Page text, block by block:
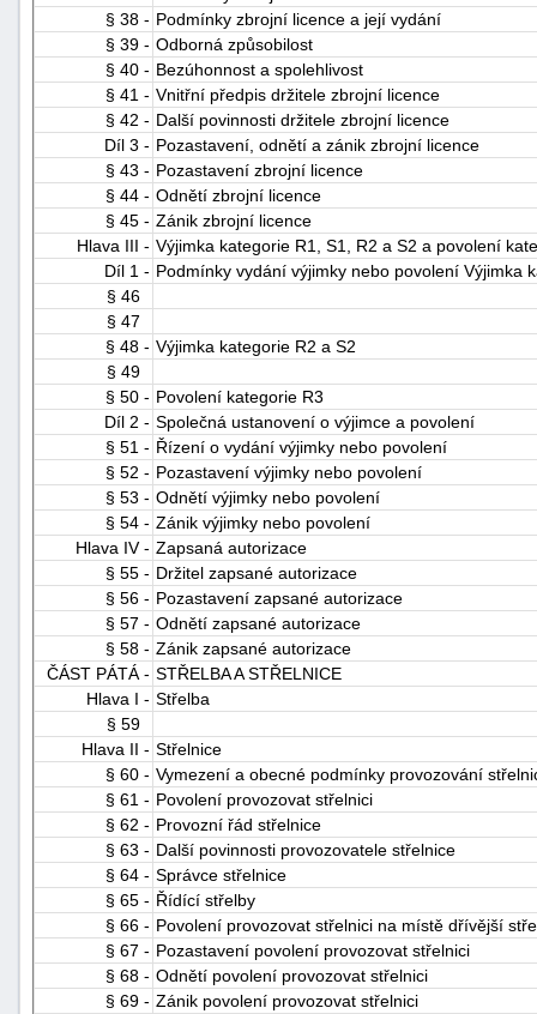
§ 38 - Podmínky zbrojní licence a její vydání
§ 39 - Odborná způsobilost
§ 40 - Bezúhonnost a spolehlivost
§ 41 - Vnitřní předpis držitele zbrojní licence
§ 42 - Další povinnosti držitele zbrojní licence
Díl 3 - Pozastavení, odnětí a zánik zbrojní licence
§ 43 - Pozastavení zbrojní licence
§ 44 - Odnětí zbrojní licence
§ 45 - Zánik zbrojní licence
Hlava III - Výjimka kategorie R1, S1, R2 a S2 a povolení
Díl 1 - Podmínky vydání výjimky nebo povolení Výjimka
§ 46
§ 47
§ 48 - Výjimka kategorie R2 a S2
§ 49
§ 50 - Povolení kategorie R3
Díl 2 - Společná ustanovení o výjimce a povolení
§ 51 - Řízení o vydání výjimky nebo povolení
§ 52 - Pozastavení výjimky nebo povolení
§ 53 - Odnětí výjimky nebo povolení
§ 54 - Zánik výjimky nebo povolení
Hlava IV - Zapsaná autorizace
§ 55 - Držitel zapsané autorizace
§ 56 - Pozastavení zapsané autorizace
§ 57 - Odnětí zapsané autorizace
§ 58 - Zánik zapsané autorizace
ČÁST PÁTÁ - STŘELBA A STŘELNICE
Hlava I - Střelba
§ 59
Hlava II - Střelnice
§ 60 - Vymezení a obecné podmínky provozování
§ 61 - Povolení provozovat střelnici
§ 62 - Provozní řád střelnice
§ 63 - Další povinnosti provozovatele střelnice
§ 64 - Správce střelnice
§ 65 - Řídící střelby
§ 66 - Povolení provozovat střelnici na místě dřívější
§ 67 - Pozastavení povolení provozovat střelnici
§ 68 - Odnětí povolení provozovat střelnici
§ 69 - Zánik povolení provozovat střelnici